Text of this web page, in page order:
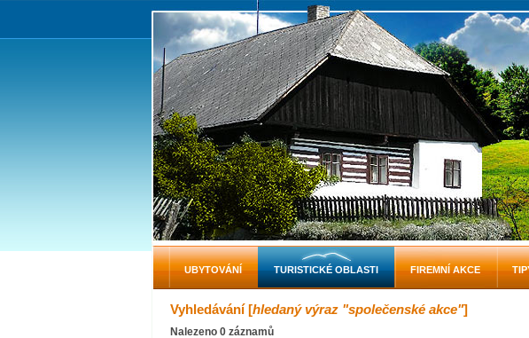
Vyhledávání [hledaný výraz "společenské akce"]
Nalezeno 0 záznamů
UBYTOVÁNÍ TURISTICKÉ OBLASTI FIREMNÍ AKCE